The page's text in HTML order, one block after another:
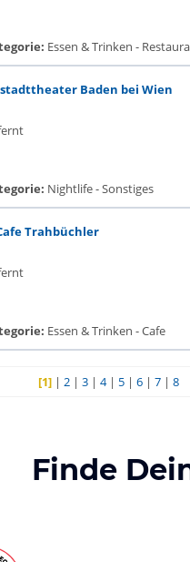
Essen & Trinken -
Baden bei Wien
Nightlife - Sonstiges
Trahbüchler
Essen & Trinken - Cafe
[1]| 2| 3| 4| 5| 6| 7| 8
Finde